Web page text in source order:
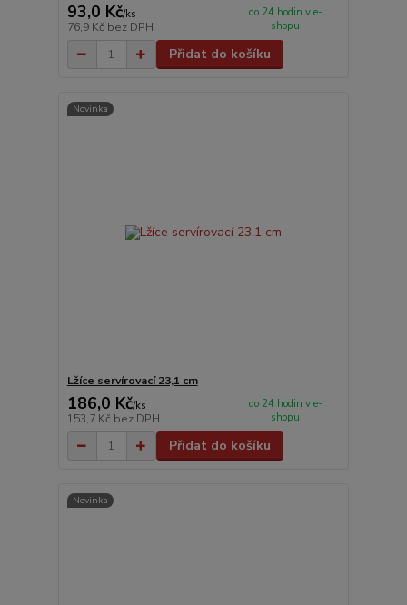
93,0 Kč/ks
76,9 Kč bez DPH
do 24 hodin v e-
shopu
Přidat do košíku
Novinka
Lžíce servírovací 23,1 cm
186,0 Kč/ks
153,7 Kč bez DPH
do 24 hodin v e-
shopu
Přidat do košíku
Novinka